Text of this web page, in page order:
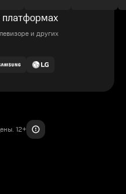
и других
12+